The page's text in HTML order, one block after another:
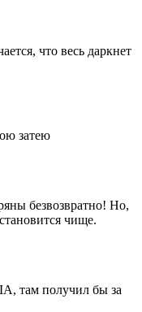
что весь даркнет
затею
безвозвратно! Но,
чище.
там получил бы за